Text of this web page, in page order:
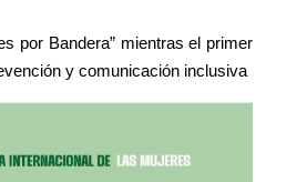
por Bandera” mientras el primer
y comunicación inclusiva